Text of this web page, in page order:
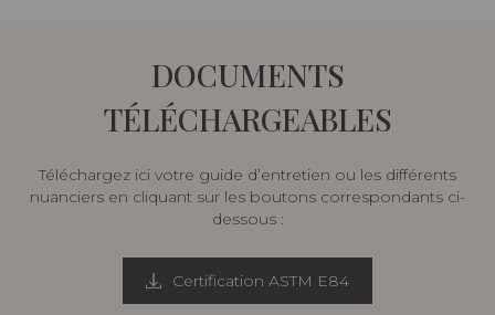
DOCUMENTS
TÉLÉCHARGEABLES
Téléchargez ici votre guide d’entretien ou les différents
nuanciers en cliquant sur les boutons correspondants ci-
dessous :
Certification ASTM E84